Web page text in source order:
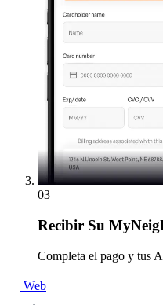
03
Recibir Su
Completa el pago y tus
Web